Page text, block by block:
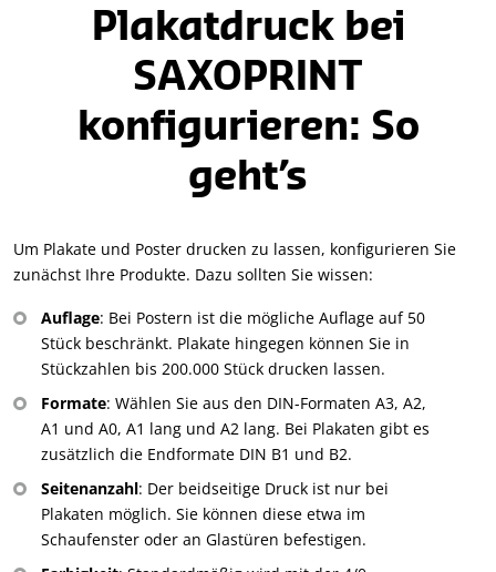
Plakatdruck bei
SAXOPRINT
konfigurieren: So
geht’s
Um Plakate und Poster drucken zu lassen, konfigurieren Sie
zunächst Ihre Produkte. Dazu sollten Sie wissen:
Auflage: Bei Postern ist die mögliche Auflage auf 50
Stück beschränkt. Plakate hingegen können Sie in
Stückzahlen bis 200.000 Stück drucken lassen.
Formate: Wählen Sie aus den DIN-Formaten A3, A2,
A1 und A0, A1 lang und A2 lang. Bei Plakaten gibt es
zusätzlich die Endformate DIN B1 und B2.
Seitenanzahl: Der beidseitige Druck ist nur bei
Plakaten möglich. Sie können diese etwa im
Schaufenster oder an Glastüren befestigen.